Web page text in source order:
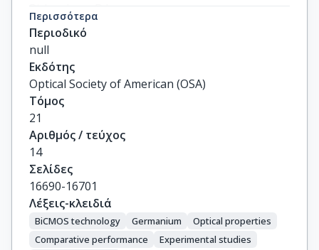
Richardson, D.J.
Petropoulos, P.
Περισσότερα
Περιοδικό
null
Εκδότης
Optical Society of American (OSA)
Τόμος
21
Αριθμός / τεύχος
14
Σελίδες
16690-16701
Λέξεις-κλειδιά
BiCMOS technology Germanium
Optical properties
Comparative performance
Experimental studies